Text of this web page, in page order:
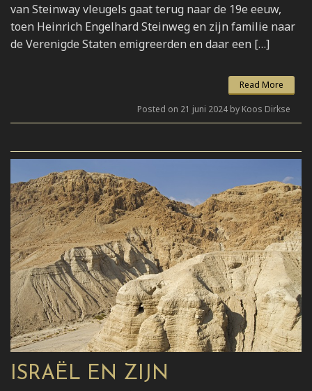
van Steinway vleugels gaat terug naar de 19e eeuw,
toen Heinrich Engelhard Steinweg en zijn familie naar
de Verenigde Staten emigreerden en daar een […]
Read More
Posted on 21 juni 2024 by Koos Dirkse
ISRAËL EN ZIJN